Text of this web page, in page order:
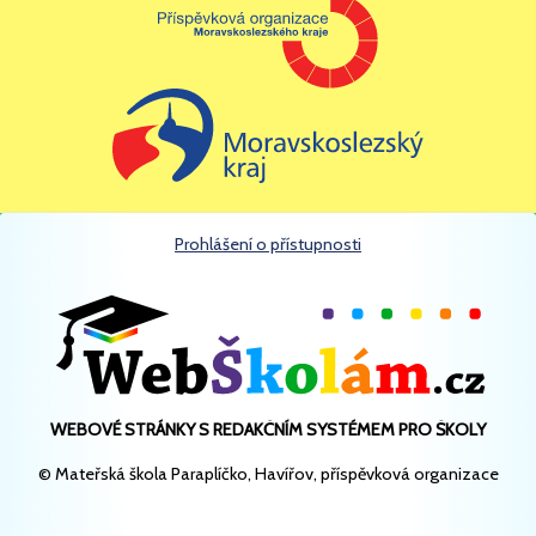
ZA VÁMI ZAVŘELY
DVEŘE,
NEVPOUŠTĚJTE DO
MŠ NIKOHO CIZÍHO
(BEZ DÍTĚTE).
NA POHYB
PODEZŘELÝCH OSOB
UPOZORNĚTE
Prohlášení o přístupnosti
WEBOVÉ STRÁNKY S REDAKČNÍM SYSTÉMEM PRO ŠKOLY
© Mateřská škola Paraplíčko, Havířov, příspěvková organizace